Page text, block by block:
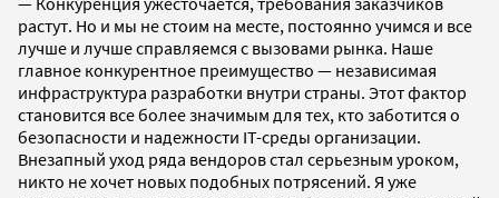
растут. Но и мы не стоим на месте, постоянно учимся и все
лучше и лучше справляемся с вызовами рынка. Наше
главное конкурентное преимущество — независимая
инфраструктура разработки внутри страны. Этот фактор
становится все более значимым для тех, кто заботится о
безопасности и надежности IT-среды организации.
Внезапный уход ряда вендоров стал серьезным уроком,
никто не хочет новых подобных потрясений. Я уже